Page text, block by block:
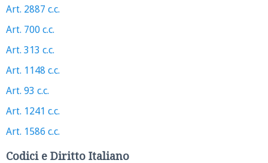
Art. 2887 c.c.
Art. 700 c.c.
Art. 313 c.c.
Art. 1148 c.c.
Art. 93 c.c.
Art. 1241 c.c.
Art. 1586 c.c.
Codici e Diritto Italiano